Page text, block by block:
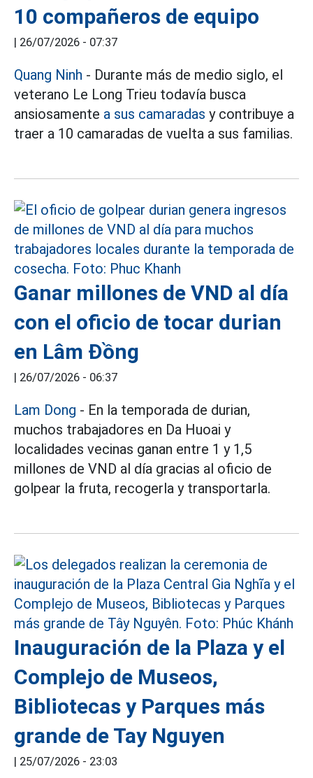
10 compañeros de equipo
| 26/07/2026 - 07:37
Quang Ninh - Durante más de medio siglo, el
veterano Le Long Trieu todavía busca
ansiosamente a sus camaradas y contribuye a
traer a 10 camaradas de vuelta a sus familias.
Ganar millones de VND al día
con el oficio de tocar durian
en Lâm Đồng
| 26/07/2026 - 06:37
Lam Dong - En la temporada de durian,
muchos trabajadores en Da Huoai y
localidades vecinas ganan entre 1 y 1,5
millones de VND al día gracias al oficio de
golpear la fruta, recogerla y transportarla.
Inauguración de la Plaza y el
Complejo de Museos,
Bibliotecas y Parques más
grande de Tay Nguyen
| 25/07/2026 - 23:03